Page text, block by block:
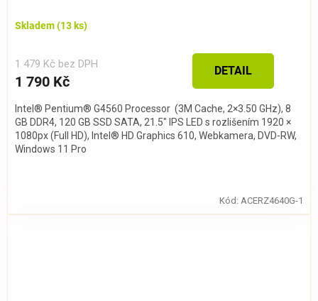
5,0
Skladem(13 ks)
1 479 Kč bez DPH
1 790 Kč
DETAIL
Intel® Pentium® G4560 Processor (3M Cache, 2×3.50 GHz), 8
GB DDR4, 120 GB SSD SATA, 21.5″ IPS LED s rozlišením 1920 ×
1080px (Full HD), Intel® HD Graphics 610, Webkamera, DVD-RW,
Windows 11 Pro
Kód: ACERZ4640G-1